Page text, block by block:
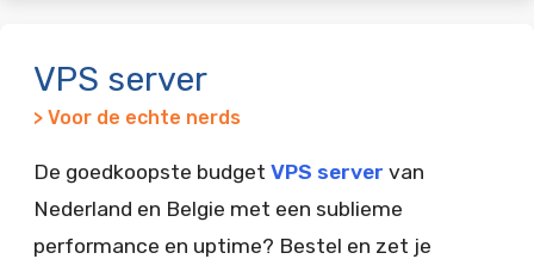
VPS server
> Voor de echte nerds
De goedkoopste budget VPS server van
Nederland en Belgie met een sublieme
performance en uptime? Bestel en zet je